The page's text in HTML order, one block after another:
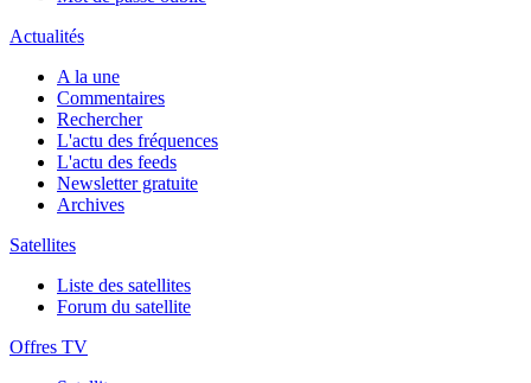
Membres
Identification
Mot de passe oublié